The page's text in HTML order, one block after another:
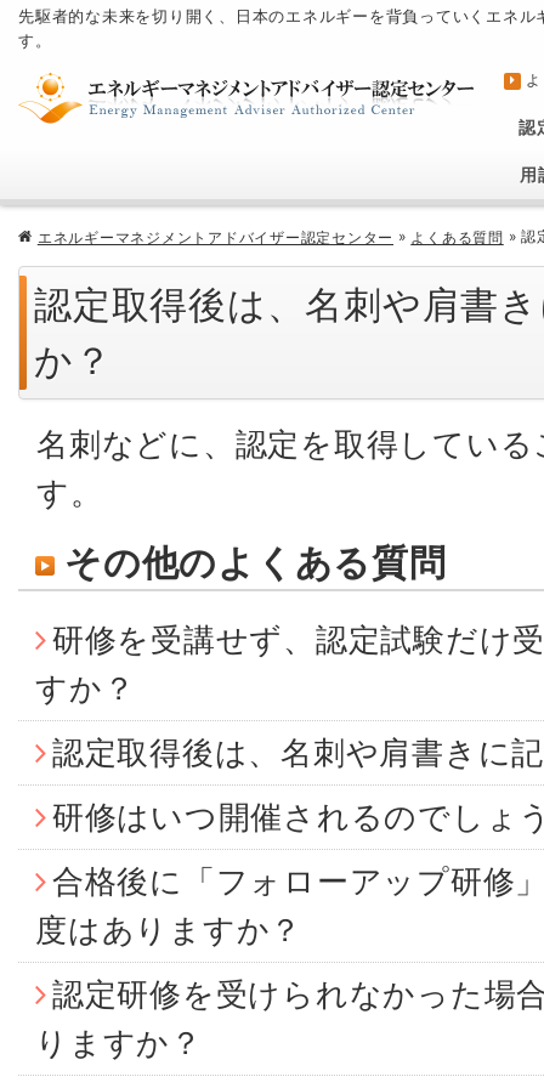
先駆者的な未来を切り開く、日本のエネルギーを背負っていくエネ
す。
認
用
エネルギーマネジメントアドバイザー認定センター » よくある質問 » 認
認定取得後は、名刺や肩書
か？
名刺などに、認定を取得してい
す。
その他のよくある質問
研修を受講せず、認定試験だけ
すか？
認定取得後は、名刺や肩書きに
研修はいつ開催されるのでしょ
合格後に「フォローアップ研修
度はありますか？
認定研修を受けられなかった場
りますか？